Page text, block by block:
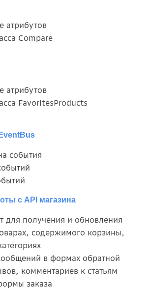
атрибутов
Compare
атрибутов
FavoritesProducts
события
с API магазина
для получения и обновления
содержимого корзины,
в формах обратной
комментариев к статьям
заказа